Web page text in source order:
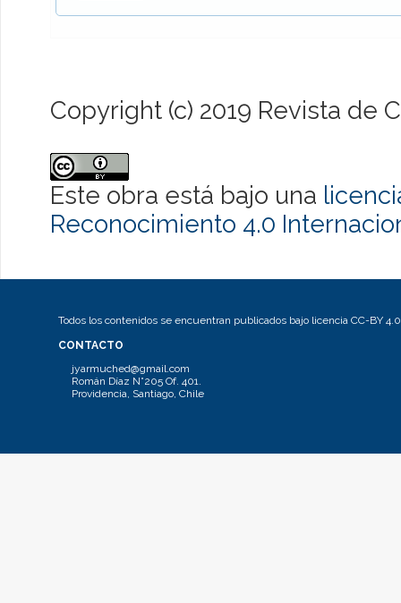
Copyright (c) 2019 Revista de
Este obra está bajo una
Reconocimiento 4.0
Todos los contenidos se encuentran publicados bajo licencia CC-BY 4.0
CONTACTO
jyarmuched@gmail.com
Román Díaz N°205 Of. 401.
Providencia, Santiago, Chile